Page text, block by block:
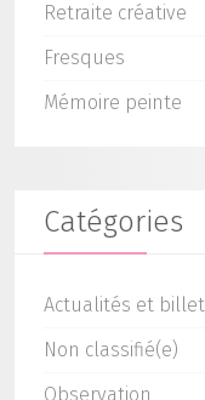
Retraite créative
Fresques
Mémoire peinte
Catégories
Actualités et
Non classifié(e)
Observation